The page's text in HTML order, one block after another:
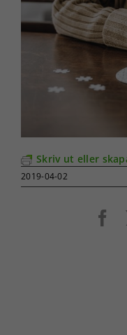
Skriv ut eller
2019-04-02